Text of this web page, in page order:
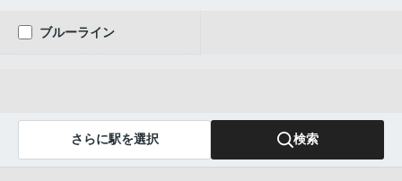
ブルーライン
さらに駅を選択 検索